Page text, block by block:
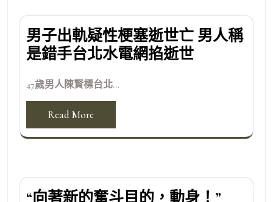
男子出軌疑性梗塞逝世亡 男人稱
是錯手台北水電網掐逝世
47歲男人陳賢標台北...
Read More
“向著新的奮斗目的，動身！”